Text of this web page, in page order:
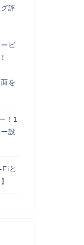
評
ビ
を
！1
設
と